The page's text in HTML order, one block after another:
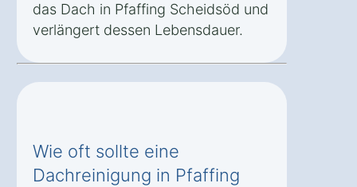
das Dach in Pfaffing Scheidsöd und
verlängert dessen Lebensdauer.
Wie oft sollte eine
Dachreinigung in Pfaffing